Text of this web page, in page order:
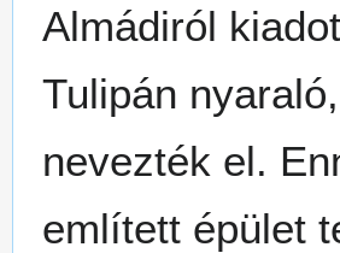
Almádiról
Tulipán
nevezték el.
említett épület